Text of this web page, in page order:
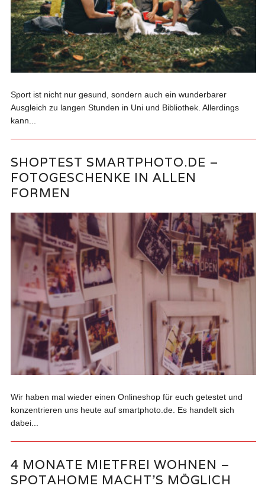
Sport ist nicht nur gesund, sondern auch ein wunderbarer
Ausgleich zu langen Stunden in Uni und Bibliothek. Allerdings
kann...
SHOPTEST SMARTPHOTO.DE –
FOTOGESCHENKE IN ALLEN
FORMEN
Wir haben mal wieder einen Onlineshop für euch getestet und
konzentrieren uns heute auf smartphoto.de. Es handelt sich
dabei...
4 MONATE MIETFREI WOHNEN –
SPOTAHOME MACHT’S MÖGLICH